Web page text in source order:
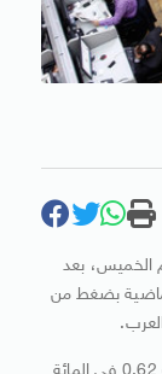
الخميس، بعد
بضغط من